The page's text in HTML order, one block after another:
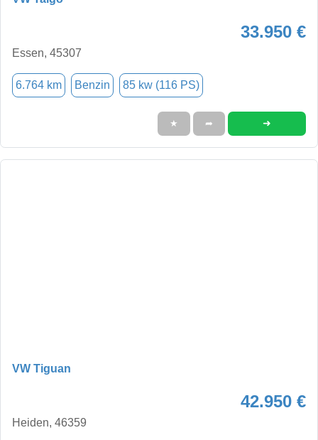
33.950 €
Essen, 45307
6.764 km Benzin 85 kw (116 PS)
★ ➦ ➜
VW Tiguan
42.950 €
Heiden, 46359